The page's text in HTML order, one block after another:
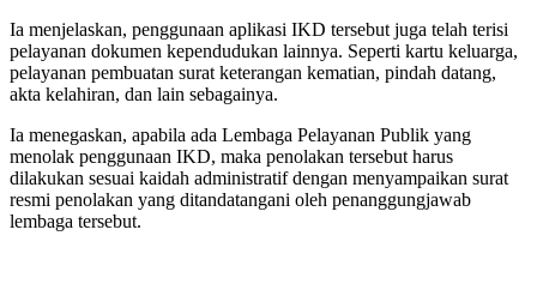
Ia menjelaskan, penggunaan aplikasi IKD tersebut juga telah terisi
pelayanan dokumen kependudukan lainnya. Seperti kartu keluarga,
pelayanan pembuatan surat keterangan kematian, pindah datang,
akta kelahiran, dan lain sebagainya.
Ia menegaskan, apabila ada Lembaga Pelayanan Publik yang
menolak penggunaan IKD, maka penolakan tersebut harus
dilakukan sesuai kaidah administratif dengan menyampaikan surat
resmi penolakan yang ditandatangani oleh penanggungjawab
lembaga tersebut.